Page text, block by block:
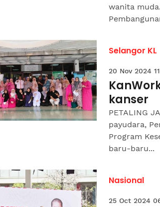
wanita
Selangor KL
20 Nov 2024
kanser
PETALING
payudara,
Program
baru-baru...
Nasional
25 Oct 2024